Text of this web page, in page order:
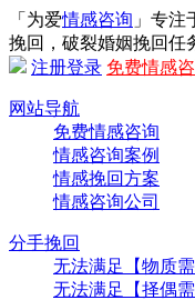
「为爱情感咨询 」专注
挽回，破裂婚姻挽回任
注册登录 免费情感
网站导航
免费情感咨询
情感咨询案例
情感挽回方案
情感咨询公司
分手挽回
无法满足【物质
无法满足【择偶